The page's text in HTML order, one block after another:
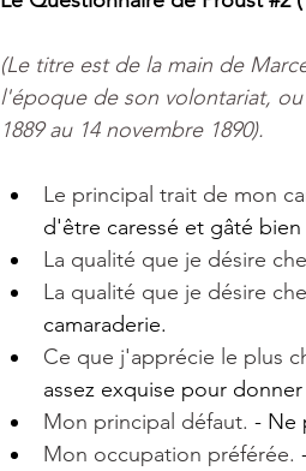
(Le titre est de la main de
l'époque de son volontariat,
1889 au 14 novembre 1890).
Le principal trait de mon
d'être caressé et gâté
La qualité que je désire
La qualité que je désire
camaraderie.
Ce que j'apprécie le plus
assez exquise pour
Mon principal défaut. - Ne
Mon occupation préférée.